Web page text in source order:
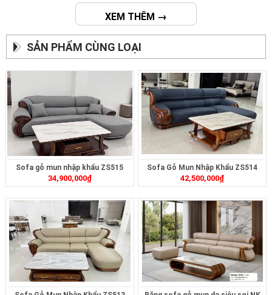
XEM THÊM →
SẢN PHẨM CÙNG LOẠI
Sofa gỗ mun nhập khẩu ZS515
34,900,000₫
Sofa Gỗ Mun Nhập Khẩu ZS514
42,500,000₫